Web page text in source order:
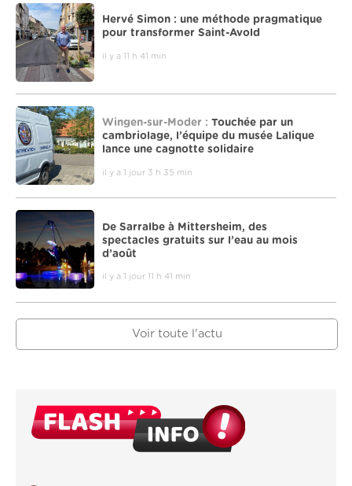
Hervé Simon : une méthode pragmatique
pour transformer Saint-Avold
il y a 11 h 41 min
Wingen-sur-Moder : Touchée par un
cambriolage, l’équipe du musée Lalique
lance une cagnotte solidaire
il y a 1 jour 3 h 35 min
De Sarralbe à Mittersheim, des
spectacles gratuits sur l’eau au mois
d’août
il y a 1 jour 11 h 41 min
Voir toute l'actu